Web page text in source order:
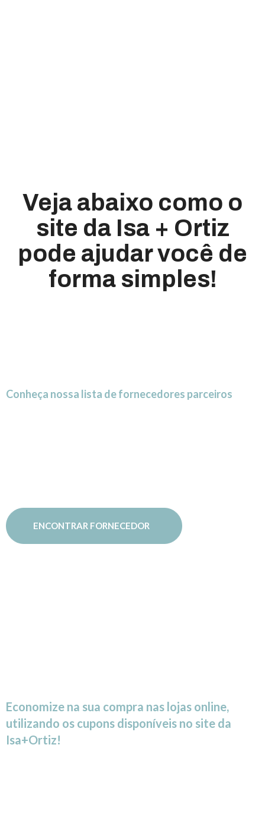
Veja abaixo como o
site da Isa + Ortiz
pode ajudar você de
forma simples!
Conheça nossa lista de fornecedores parceiros
ENCONTRAR FORNECEDOR
Economize na sua compra nas lojas online,
utilizando os cupons disponíveis no site da
Isa+Ortiz!